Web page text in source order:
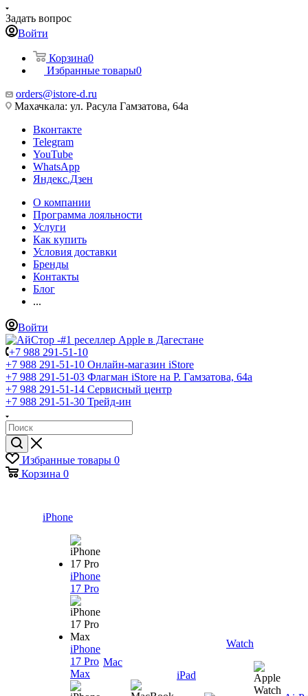
Задать вопрос
Войти
Корзина0
Избранные товары0
orders@istore-d.ru
Махачкала: ул. Расула Гамзатова, 64а
Вконтакте
Telegram
YouTube
WhatsApp
Яндекс.Дзен
О компании
Программа лояльности
Услуги
Как купить
Условия доставки
Бренды
Контакты
Блог
...
Войти
+7 988 291-51-10
+7 988 291-51-10 Онлайн-магазин iStore
+7 988 291-51-03 Флагман iStore на Р. Гамзатова, 64а
+7 988 291-51-14 Сервисный центр
+7 988 291-51-30 Трейд-ин
Избранные товары 0
Корзина 0
iPhone
iPhone
17 Pro
iPhone
17 Pro
Max
Mac
iPad
Watch